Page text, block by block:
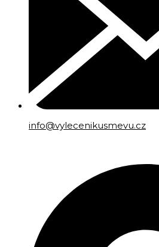
info@vylecenikusmevu.cz